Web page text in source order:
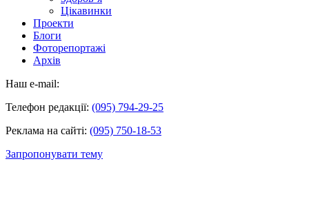
Цікавинки
Проекти
Блоги
Фоторепортажі
Архів
Наш e-mail:
Телефон редакції: (095) 794-29-25
Реклама на сайті: (095) 750-18-53
Запропонувати тему